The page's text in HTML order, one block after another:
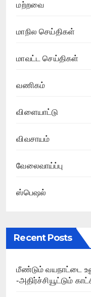
மற்றவை
மாநில செய்திகள்
மாவட்ட செய்திகள்
வணிகம்
விளையாட்டு
விவசாயம்
வேலைவாய்ப்பு
ஸ்பெஷல்
Recent Posts
மீண்டும் வயநாட்டை
-அதிர்ச்சியூட்டும்